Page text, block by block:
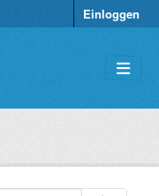
Einloggen